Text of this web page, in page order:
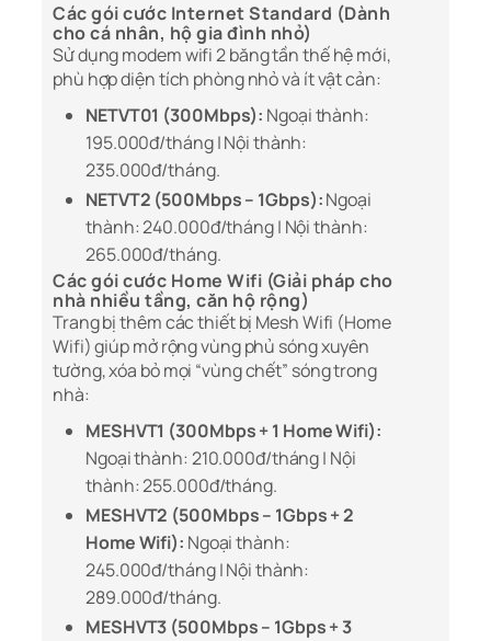
Các gói cước Internet Standard (Dành
cho cá nhân, hộ gia đình nhỏ)
Sử dụng modem wifi 2 băng tần thế hệ mới,
phù hợp diện tích phòng nhỏ và ít vật cản:
NETVT01 (300Mbps): Ngoại thành:
195.000đ/tháng | Nội thành:
235.000đ/tháng.
NETVT2 (500Mbps – 1Gbps):Ngoại
thành: 240.000đ/tháng | Nội thành:
265.000đ/tháng.
Các gói cước Home Wifi (Giải pháp cho
nhà nhiều tầng, căn hộ rộng)
Trang bị thêm các thiết bị Mesh Wifi (Home
Wifi) giúp mở rộng vùng phủ sóng xuyên
tường, xóa bỏ mọi “vùng chết” sóng trong
nhà:
MESHVT1 (300Mbps + 1 Home Wifi):
Ngoại thành: 210.000đ/tháng | Nội
thành: 255.000đ/tháng.
MESHVT2 (500Mbps – 1Gbps + 2
Home Wifi): Ngoại thành:
245.000đ/tháng | Nội thành:
289.000đ/tháng.
MESHVT3 (500Mbps – 1Gbps + 3